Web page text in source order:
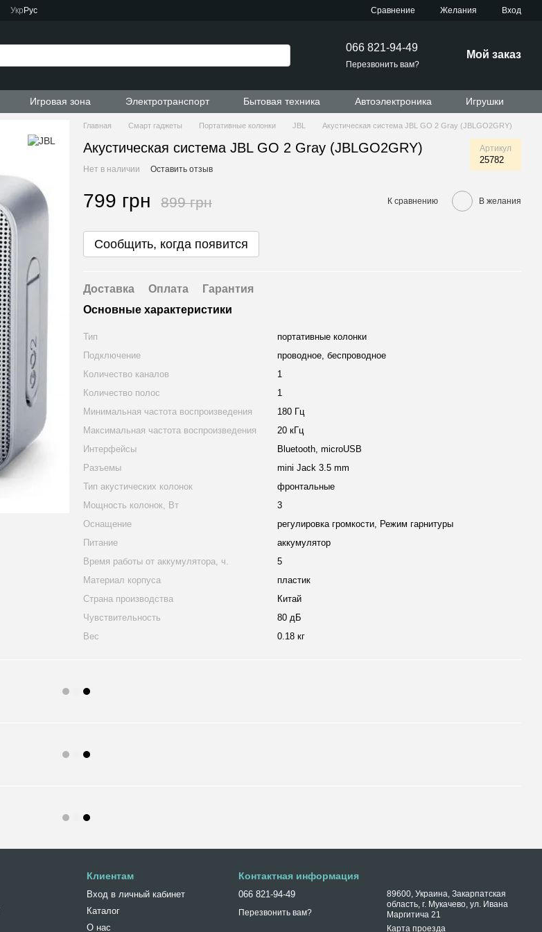
Укр Рус Сравнение Желания Вход
066 821-94-49
Перезвонить вам?
Мой заказ
Игровая зона Электротранспорт Бытовая техника Автоэлектроника Игрушки
Главная Смарт гаджеты Портативные колонки JBL Акустическая система JBL GO 2 Gray (JBLGO2GRY)
Акустическая система JBL GO 2 Gray (JBLGO2GRY) Артикул
25782
Нет в наличии Оставить отзыв
799 грн 899 грн К сравнению В желания
Сообщить, когда появится
Доставка Оплата
Гарантия
Основные характеристики
Тип
портативные колонки
Подключение
проводное, беспроводное
Количество каналов
1
Количество полос
1
Минимальная частота воспроизведения
180 Гц
Максимальная частота воспроизведения
20 кГц
Интерфейсы
Bluetooth, microUSB
Разъемы
mini Jack 3.5 mm
Тип акустических колонок
фронтальные
Мощность колонок, Вт
3
Оснащение
регулировка громкости, Режим гарнитуры
Питание
аккумулятор
Время работы от аккумулятора, ч.
5
Материал корпуса
пластик
Страна производства
Китай
Чувствительность
80 дБ
Вес
0.18 кг
Клиентам
Вход в личный кабинет
Каталог
О нас
Контактная информация
066 821-94-49
Перезвонить вам?
89600, Украина, Закарпатская
область, г. Мукачево, ул. Ивана
Маргитича 21
Карта проезда